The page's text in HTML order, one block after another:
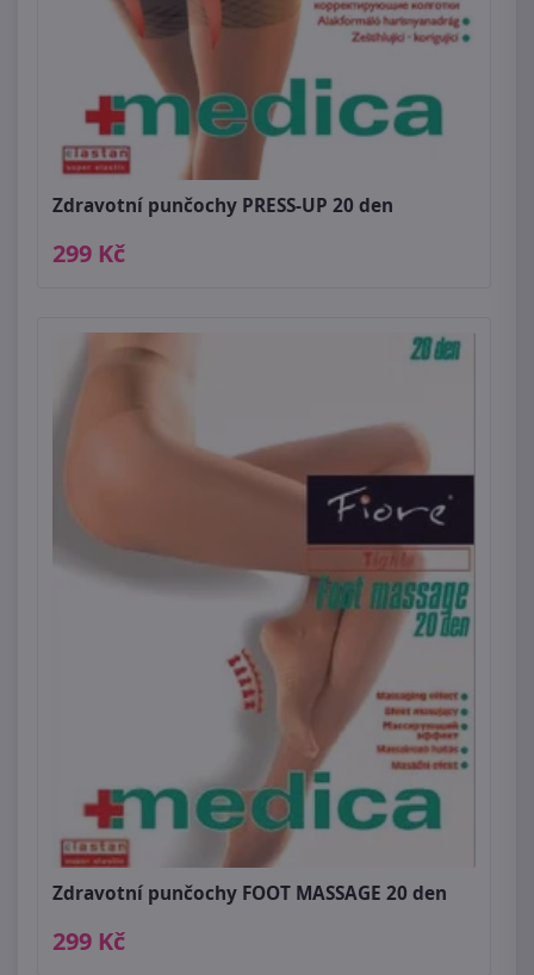
Zdravotní punčochy PRESS-UP 20 den
299 Kč
Zdravotní punčochy FOOT MASSAGE 20 den
299 Kč